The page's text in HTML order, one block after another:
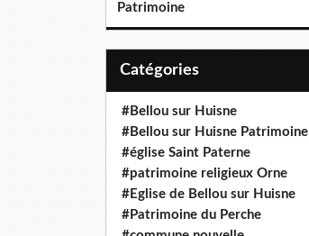
Patrimoine
Catégories
#Bellou sur Huisne
#Bellou sur Huisne Patrimoine
#église Saint Paterne
#patrimoine religieux Orne
#Eglise de Bellou sur Huisne
#Patrimoine du Perche